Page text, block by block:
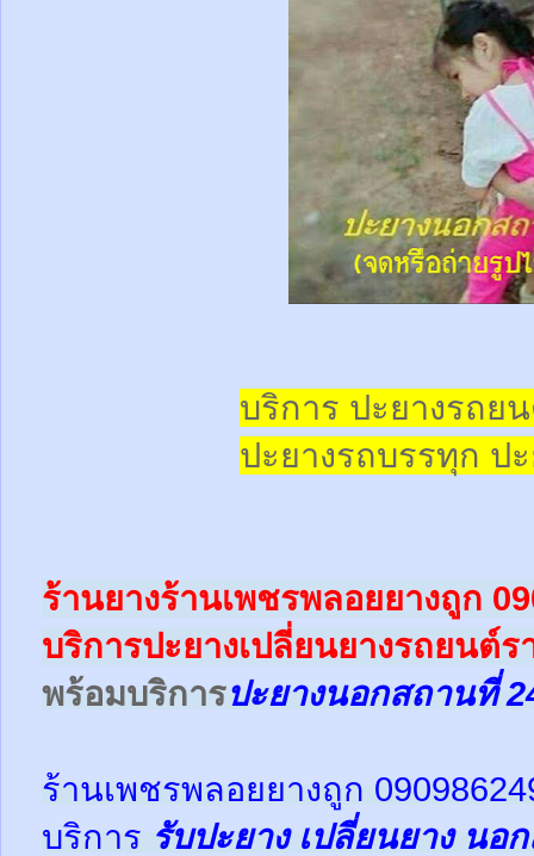
บริการ ปะยางรถย
ปะยางรถบรรทุก ป
ร้านยางร้านเพชรพลอยยางถูก
บริการปะยางเปลี่ยนยางรถยนต์
พร้อมบริการปะยางนอกสถานที่
ร้านเพชรพลอยยางถูก
บริการ รับปะยาง เปลี่ยนยาง นอ